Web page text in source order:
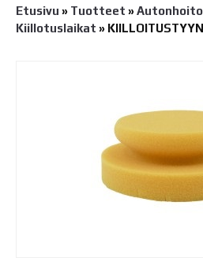
Etusivu » Tuotteet »
Kiillotuslaikat »